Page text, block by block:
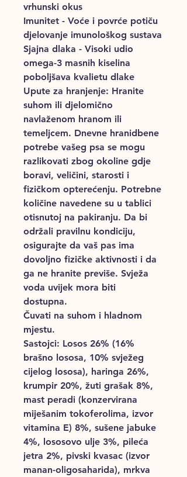
vrhunski okus
Imunitet - Voće i povrće potiču
djelovanje imunološkog sustava
Sjajna dlaka - Visoki udio
omega-3 masnih kiselina
poboljšava kvalietu dlake
Upute za hranjenje: Hranite
suhom ili djelomično
navlaženom hranom ili
temeljcem. Dnevne hranidbene
potrebe vašeg psa se mogu
razlikovati zbog okoline gdje
boravi, veličini, starosti i
fizičkom opterećenju. Potrebne
količine navedene su u tablici
otisnutoj na pakiranju. Da bi
održali pravilnu kondiciju,
osigurajte da vaš pas ima
dovoljno fizičke aktivnosti i da
ga ne hranite previše. Svježa
voda uvijek mora biti
dostupna.
Čuvati na suhom i hladnom
mjestu.
Sastojci: Losos 26% (16%
brašno lososa, 10% svježeg
cijelog lososa), haringa 26%,
krumpir 20%, žuti grašak 8%,
mast peradi (konzervirana
miješanim tokoferolima, izvor
vitamina E) 8%, sušene jabuke
4%, lososovo ulje 3%, pileća
jetra 2%, pivski kvasac (izvor
manan-oligosaharida), mrkva